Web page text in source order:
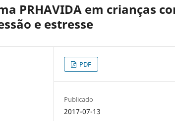
PRHAVIDA em crianças
e estresse
PDF
Publicado
2017-07-13